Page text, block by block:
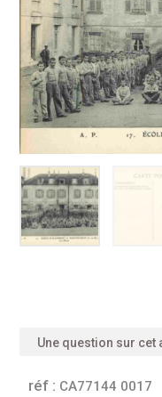
Une question sur cet
réf : CA77144 0017